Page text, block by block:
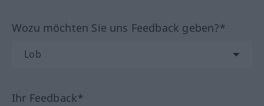
Wozu möchten Sie uns Feedback geben?*
Ihr Feedback*